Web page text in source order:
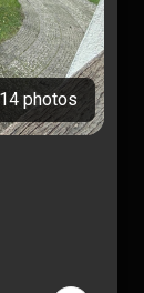
14 photos